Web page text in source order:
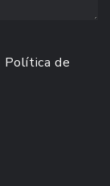
Política de